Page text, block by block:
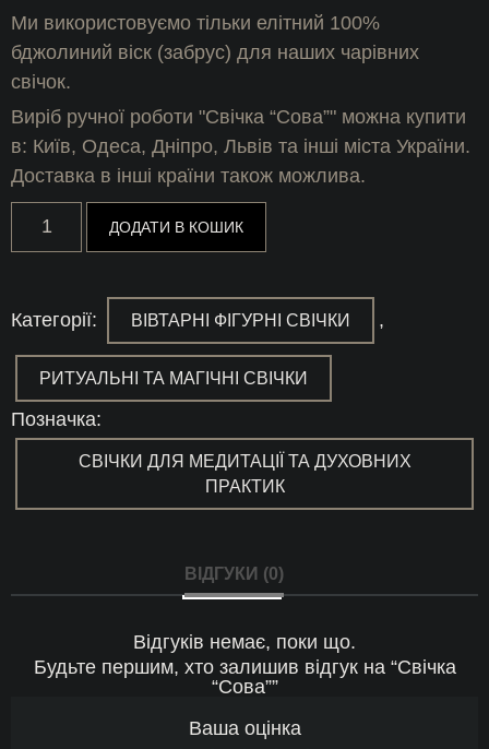
Ми використовуємо тільки елітний 100%
бджолиний віск (забрус) для наших чарівних
свічок.
Виріб ручної роботи "Свічка “Сова”" можна купити
в: Київ, Одеса, Дніпро, Львів та інші міста України.
Доставка в інші країни також можлива.
Свічка
"Сова"
кількість
ДОДАТИ В КОШИК
Категорії: ВІВТАРНІ ФІГУРНІ СВІЧКИ ,
РИТУАЛЬНІ ТА МАГІЧНІ СВІЧКИ
Позначка:
СВІЧКИ ДЛЯ МЕДИТАЦІЇ ТА ДУХОВНИХ
ПРАКТИК
ВІДГУКИ (0)
Відгуків немає, поки що.
Будьте першим, хто залишив відгук на “Свічка
“Сова””
Ваша оцінка